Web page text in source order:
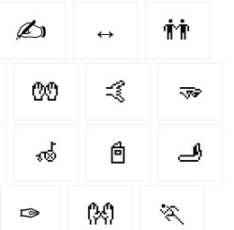
✍️ ↔ 👬
🧤 🤙 🫳
🦽 📓 🫸
✑ 👐 🏃‍